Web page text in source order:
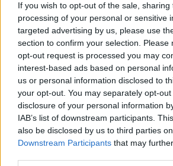
If you wish to opt-out of the sale,
processing of your personal or sensitive
targeted advertising by us, please use
section to confirm your selection. Please
opt-out request is processed you may
interest-based ads based on personal
us or personal information disclosed to
your opt-out. You may separately opt-
disclosure of your personal information
IAB’s list of downstream participants.
also be disclosed by us to third parties
Downstream Participants that may
05/08/2026
Ισόπαλο το πρωτο φιλικό τεστ της
Ουρμπίνο
ΓΝΩΜΕΣ
ΠΕΝΥ